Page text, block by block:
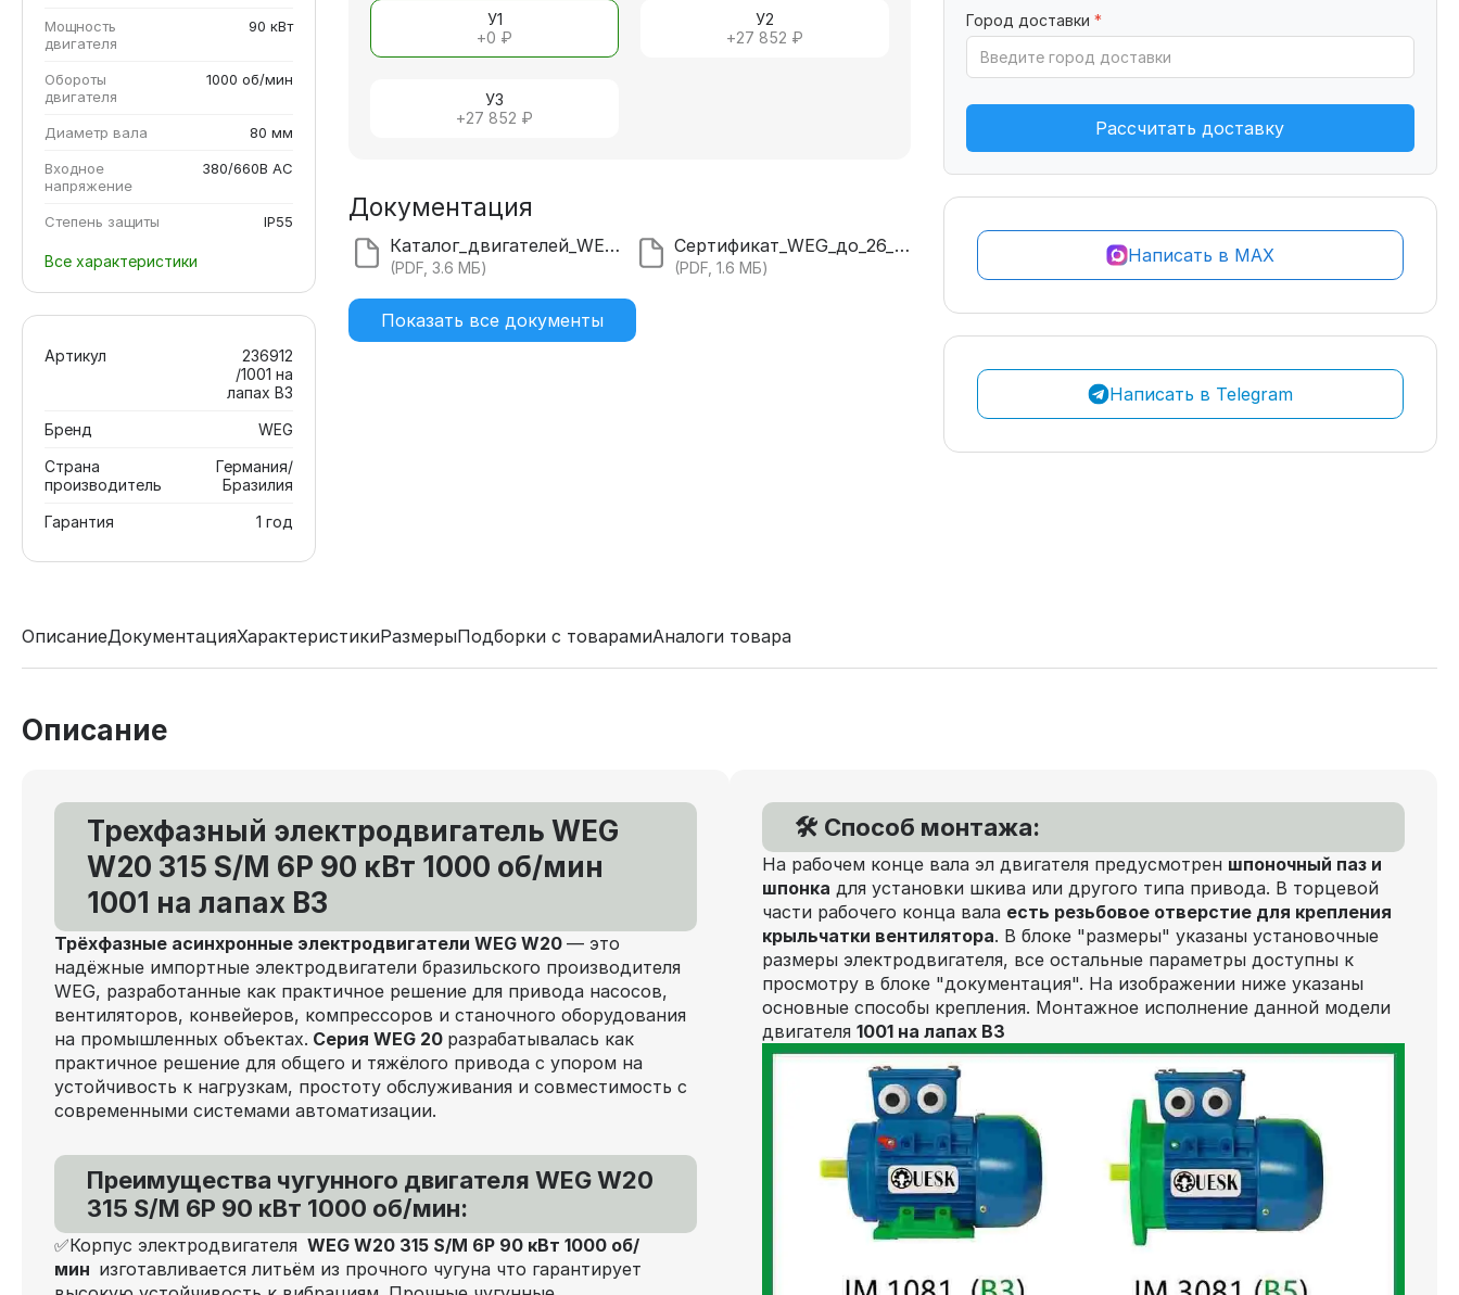
Мощность
двигателя
90 кВт
Обороты
двигателя
1000 об/мин
Диаметр вала 80 мм
Входное
напряжение
380/660В AC
Степень защиты IP55
Все характеристики
Артикул
236912
/1001 на
лапах В3
Бренд
WEG
Страна
производитель
Германия/
Бразилия
Гарантия
1 год
У1
+0 ₽
У2
+27 852 ₽
У3
+27 852 ₽
Документация
Каталог_двигателей_WEG_20.pdf
(PDF, 3.6 МБ)
Сертификат_WEG_до_26_года.pdf
(PDF, 1.6 МБ)
Показать все документы
Город доставки *
Рассчитать доставку
Написать в MAX
Написать в Telegram
ОписаниеДокументацияХарактеристикиРазмерыПодборки с товарамиАналоги товара
Описание
Трехфазный электродвигатель WEG
W20 315 S/M 6P 90 кВт 1000 об/мин
1001 на лапах В3
Трёхфазные асинхронные электродвигатели WEG W20 — это
надёжные импортные электродвигатели бразильского производителя
WEG, разработанные как практичное решение для привода насосов,
вентиляторов, конвейеров, компрессоров и станочного оборудования
на промышленных объектах. Серия WEG 20 разрабатывалась как
практичное решение для общего и тяжёлого привода с упором на
устойчивость к нагрузкам, простоту обслуживания и совместимость с
современными системами автоматизации.
Преимущества чугунного двигателя WEG W20
315 S/M 6P 90 кВт 1000 об/мин:
✅Корпус электродвигателя WEG W20 315 S/M 6P 90 кВт 1000 об/
мин изготавливается литьём из прочного чугуна что гарантирует
🛠️ Способ монтажа:
На рабочем конце вала эл двигателя предусмотрен шпоночный паз и
шпонка для установки шкива или другого типа привода. В торцевой
части рабочего конца вала есть резьбовое отверстие для крепления
крыльчатки вентилятора. В блоке "размеры" указаны установочные
размеры электродвигателя, все остальные параметры доступны к
просмотру в блоке "документация". На изображении ниже указаны
основные способы крепления. Монтажное исполнение данной модели
двигателя 1001 на лапах В3